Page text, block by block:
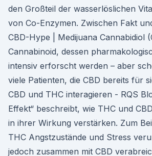
den Großteil der wasserlöslichen
von Co-Enzymen. Zwischen Fakt
CBD-Hype | Medijuana Cannabidiol
Cannabinoid, dessen
intensiv erforscht werden – aber
viele Patienten, die CBD bereits für
CBD und THC interagieren - RQS
Effekt“ beschreibt, wie THC und
in ihrer Wirkung verstärken. Zum
THC Angstzustände und Stress
jedoch zusammen mit CBD